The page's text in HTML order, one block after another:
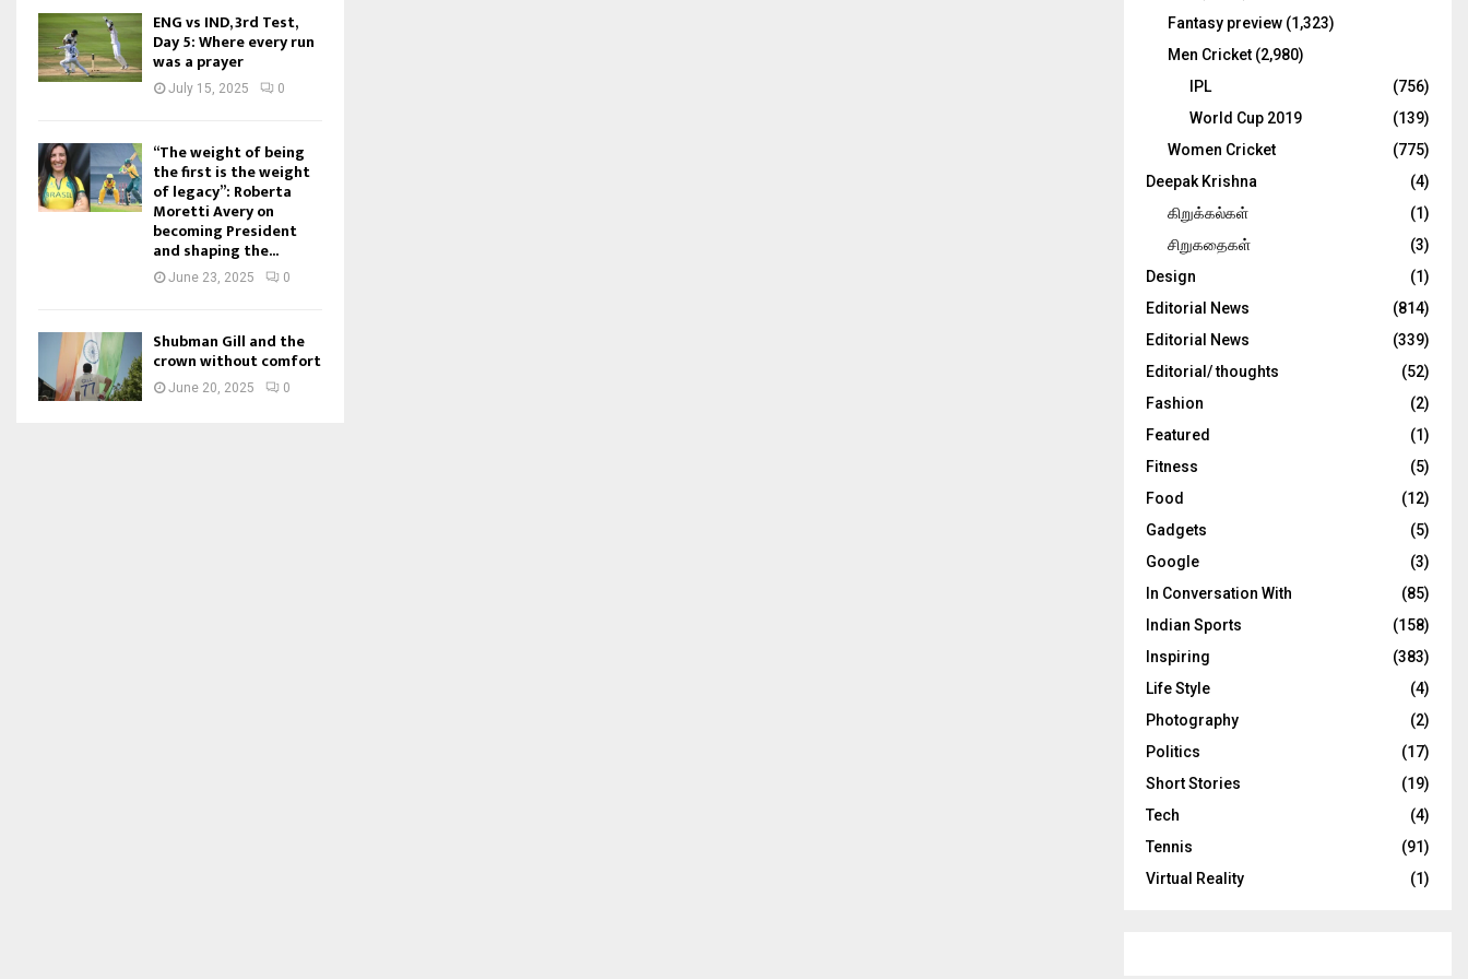
ENG vs IND, 3rd Test,
Day 5: Where every run
was a prayer
July 15, 2025 0
“The weight of being
the first is the weight
of legacy”: Roberta
Moretti Avery on
becoming President
and shaping the...
June 23, 2025 0
Shubman Gill and the
crown without comfort
June 20, 2025 0
Fantasy preview (1,323)
Men Cricket (2,980)
IPL
(756)
World Cup 2019
(139)
Women Cricket
(775)
Deepak Krishna
(4)
கிறுக்கல்கள்
(1)
சிறுகதைகள்
(3)
Design
(1)
Editorial News
(814)
Editorial News
(339)
Editorial/ thoughts
(52)
Fashion
(2)
Featured
(1)
Fitness
(5)
Food
(12)
Gadgets
(5)
Google
(3)
In Conversation With
(85)
Indian Sports
(158)
Inspiring
(383)
Life Style
(4)
Photography
(2)
Politics
(17)
Short Stories
(19)
Tech
(4)
Tennis
(91)
Virtual Reality
(1)